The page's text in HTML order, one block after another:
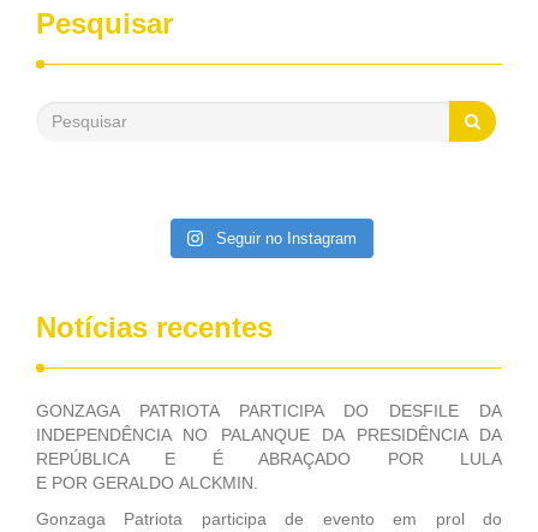
desenvolvimento dos seus municípios e, somente o ano
passado, essa Fundação distribuiu mais de três bilhões de
reais, com suas maravilhosas ações, dentre alas, mais de
saneamento básico, em pequenas comunidades rurais.
Patriota disse ainda que, mesmo sem mandato,
Pesquisar
Seguir no Instagram
Notícias recentes
GONZAGA PATRIOTA PARTICIPA DO DESFILE DA
INDEPENDÊNCIA NO PALANQUE DA PRESIDÊNCIA DA
REPÚBLICA E É ABRAÇADO POR LULA
E POR GERALDO ALCKMIN.
Gonzaga Patriota participa de evento em prol do